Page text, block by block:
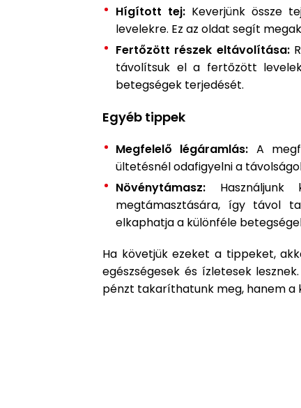
Hígított tej: Keverjünk össze
levelekre. Ez az oldat segít
Fertőzött részek eltávolítása:
távolítsuk el a fertőzött
betegségek terjedését.
Egyéb tippek
Megfelelő légáramlás: A
ültetésnél odafigyelni a
Növénytámasz:
megtámasztására, így távol
elkaphatja a különféle
Ha követjük ezeket a tippeket,
egészségesek és ízletesek
pénzt takaríthatunk meg, hanem a